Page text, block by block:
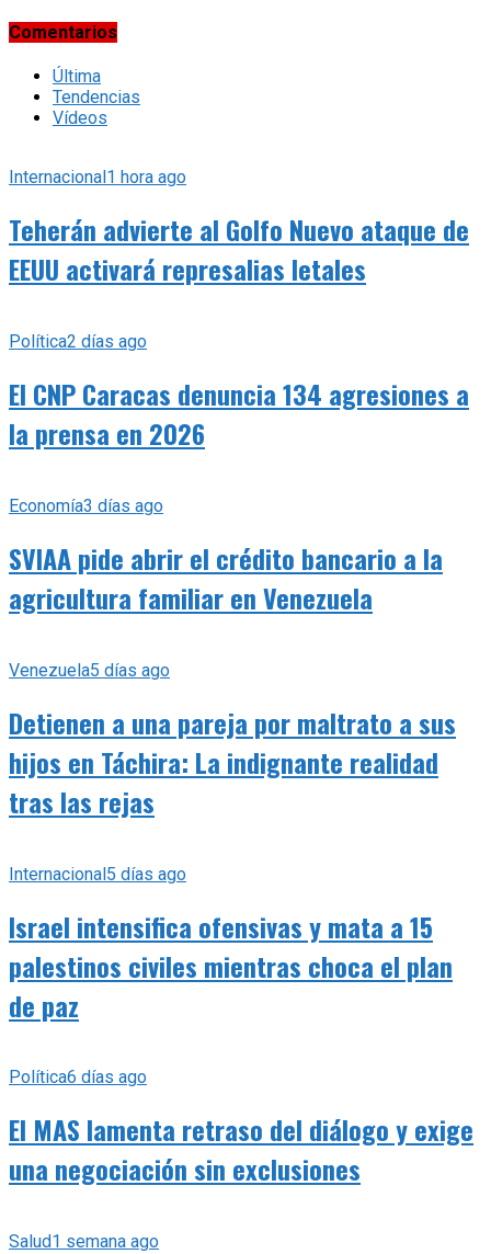
Comentarios
Última
Tendencias
Vídeos
Internacional 1 hora ago
Teherán advierte al Golfo Nuevo ataque de
EEUU activará represalias letales
Política2 días ago
El CNP Caracas denuncia 134 agresiones a
la prensa en 2026
Economía3 días ago
SVIAA pide abrir el crédito bancario a la
agricultura familiar en Venezuela
Venezuela5 días ago
Detienen a una pareja por maltrato a sus
hijos en Táchira: La indignante realidad
tras las rejas
Internacional5 días ago
Israel intensifica ofensivas y mata a 15
palestinos civiles mientras choca el plan
de paz
Política6 días ago
El MAS lamenta retraso del diálogo y exige
una negociación sin exclusiones
Salud1 semana ago